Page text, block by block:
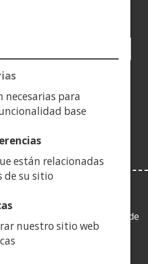
necesarias para
base
están relacionadas
de su sitio
nuestro sitio web
YouTube
(Abre
en
nueva
ventana)
en
ventana)
en
ventana)
en
en
en la Ley 19/2013, de
acceso a la
y buen gobierno.